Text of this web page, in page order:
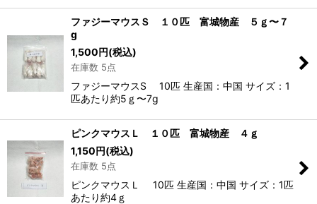
ファジーマウスＳ １０匹 富城物産 ５ｇ〜７
g
1,500円(税込)
在庫数 5点
ファジーマウスS 10匹 生産国：中国 サイズ：1
匹あたり約5ｇ〜7g
ピンクマウスＬ １０匹 富城物産 ４ｇ
1,150円(税込)
在庫数 5点
ピンクマウスＬ 10匹 生産国：中国 サイズ：1匹
あたり約4ｇ